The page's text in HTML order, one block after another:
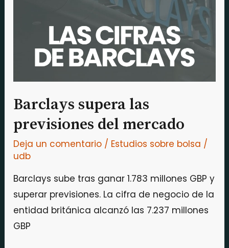
Barclays supera las
previsiones del mercado
Deja un comentario / Estudios sobre bolsa /
udb
Barclays sube tras ganar 1.783 millones GBP y
superar previsiones. La cifra de negocio de la
entidad británica alcanzó las 7.237 millones
GBP